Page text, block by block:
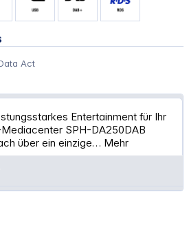
Act
Entertainment für Ihr
SPH-DA250DAB
über ein einzige… Mehr